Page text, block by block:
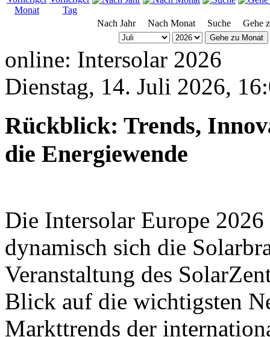
Nach Jahr Nach Monat Suche Gehe
Gehe zu Monat
online: Intersolar 2026
Dienstag, 14. Juli 2026,
Rückblick: Trends,
die Energiewende
Die Intersolar Europe
dynamisch sich die
Veranstaltung des
Blick auf die wichtigsten
Markttrends der